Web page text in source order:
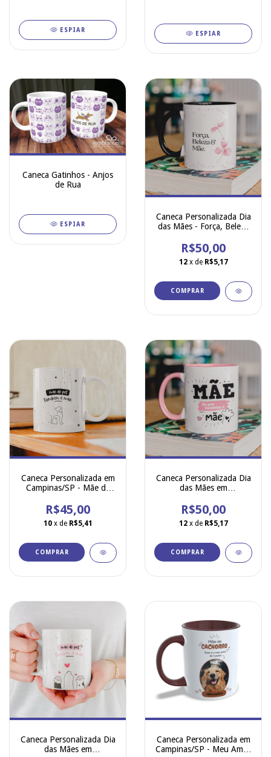
ESPIAR
ESPIAR
Caneca Gatinhos - Anjos
de Rua
ESPIAR
Caneca Personalizada Dia
das Mães - Força, Beleza
R$50,00
12 x de R$5,17
COMPRAR
Caneca Personalizada em
Campinas/SP - Mãe de
R$45,00
10 x de R$5,41
COMPRAR
Caneca Personalizada Dia
das Mães em
Gato
R$50,00
12 x de R$5,17
COMPRAR
Caneca Personalizada Dia
das Mães em
Caneca Personalizada em
Campinas/SP - Meu Amor